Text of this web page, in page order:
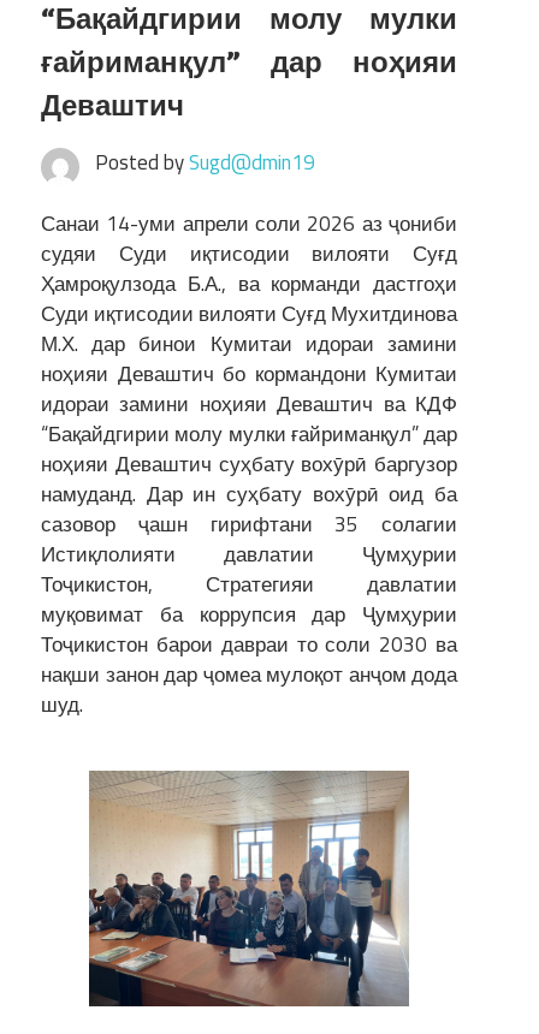
“Бақайдгирии молу мулки
ғайриманқул” дар ноҳияи
Деваштич
Posted bySugd@dmin19
Санаи 14-уми апрели соли 2026 аз ҷониби
судяи Суди иқтисодии вилояти Суғд
Ҳамроқулзода Б.А., ва корманди дастгоҳи
Суди иқтисодии вилояти Суғд Мухитдинова
М.Х. дар бинои Кумитаи идораи замини
ноҳияи Деваштич бо кормандони Кумитаи
идораи замини ноҳияи Деваштич ва КДФ
“Бақайдгирии молу мулки ғайриманқул” дар
ноҳияи Деваштич суҳбату вохӯрӣ баргузор
намуданд. Дар ин суҳбату вохӯрӣ оид ба
сазовор ҷашн гирифтани 35 солагии
Истиқлолияти давлатии Ҷумҳурии
Тоҷикистон, Стратегияи давлатии
муқовимат ба коррупсия дар Ҷумҳурии
Тоҷикистон барои давраи то соли 2030 ва
нақши занон дар ҷомеа мулоқот анҷом дода
шуд.